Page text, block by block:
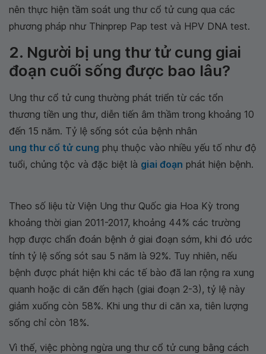
nên thực hiện tầm soát ung thư cổ tử cung qua các
phương pháp như Thinprep Pap test và HPV DNA test.
2. Người bị ung thư tử cung giai
đoạn cuối sống được bao lâu?
Ung thư cổ tử cung thường phát triển từ các tổn
thương tiền ung thư, diễn tiến âm thầm trong khoảng 10
đến 15 năm. Tỷ lệ sống sót của bệnh nhân
ung thư cổ tử cung phụ thuộc vào nhiều yếu tố như độ
tuổi, chủng tộc và đặc biệt là giai đoạn phát hiện bệnh.
Theo số liệu từ Viện Ung thư Quốc gia Hoa Kỳ trong
khoảng thời gian 2011-2017, khoảng 44% các trường
hợp được chẩn đoán bệnh ở giai đoạn sớm, khi đó ước
tính tỷ lệ sống sót sau 5 năm là 92%. Tuy nhiên, nếu
bệnh được phát hiện khi các tế bào đã lan rộng ra xung
quanh hoặc di căn đến hạch (giai đoạn 2-3), tỷ lệ này
giảm xuống còn 58%. Khi ung thư di căn xa, tiên lượng
sống chỉ còn 18%.
Vì thế, việc phòng ngừa ung thư cổ tử cung bằng cách